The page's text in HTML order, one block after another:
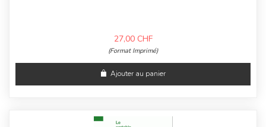
27,00 CHF
(Format Imprimé)
Ajouter au panier